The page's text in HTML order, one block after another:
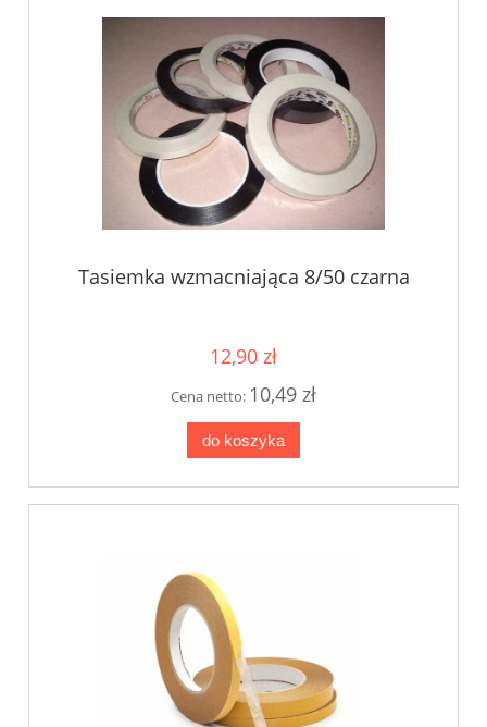
Tasiemka wzmacniająca 8/50 czarna
12,90 zł
Cena netto: 10,49 zł
do koszyka